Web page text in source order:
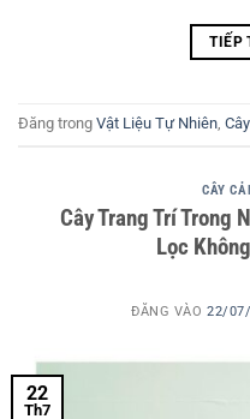
TIẾP
Đăng trong Vật Liệu Tự Nhiên,
CÂY
Cây Trang Trí Trong
Lọc
ĐĂNG VÀO 22/
22
Th7